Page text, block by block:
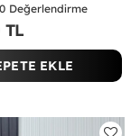
0 Değerlendirme
TL
EKLE